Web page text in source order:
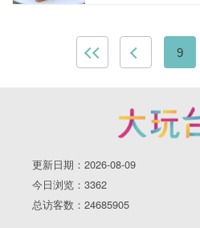
9
更新日期：2026-08-09
今日浏览：3362
总访客数：24685905